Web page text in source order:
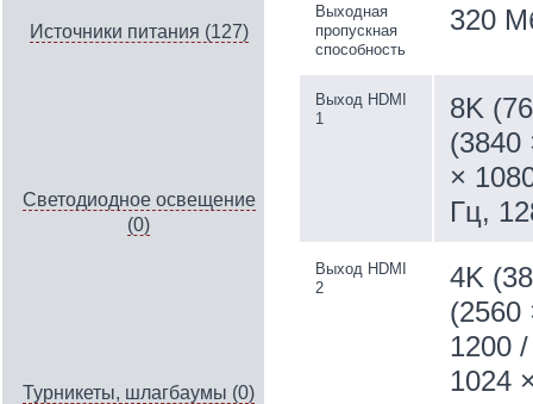
Источники питания (127)
Светодиодное освещение
(0)
Турникеты, шлагбаумы (0)
Выходная
пропускная
способность
320
Выход HDMI
1
8K
(3840
×
Гц,
Выход HDMI
2
4K
(2560
1200
1024